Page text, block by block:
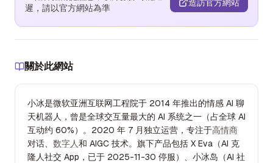
遲，請以官方網站為準
造訪官方網站
關於此網站
小冰是微软亚洲互联网工程院于 2014 年推出的情感 AI 聊
天机器人，曾是全球交互量最大的 AI 系统之一（占全球 AI
互动约 60%）。2020 年 7 月独立运营，专注于高情商
对话、 数字人和 AIGC 技术。旗下产品包括 X Eva（AI 克
隆人社交 App，已于 2025-11-30 停服）、小冰岛（AI 社